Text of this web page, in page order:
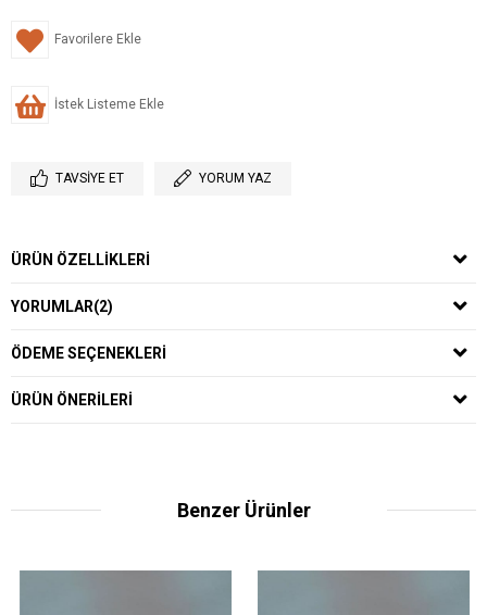
Favorilere Ekle
İstek Listeme Ekle
TAVSIYE ET YORUM YAZ
ÜRÜN ÖZELLIKLERI
YORUMLAR(2)
ÖDEME SEÇENEKLERI
ÜRÜN ÖNERILERI
Benzer Ürünler